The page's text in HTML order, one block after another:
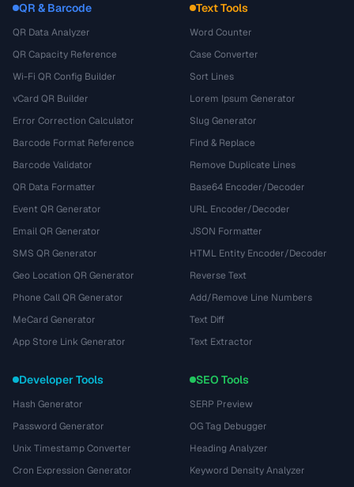
QR & Barcode
QR Data Analyzer
QR Capacity Reference
Wi-Fi QR Config Builder
vCard QR Builder
Error Correction Calculator
Barcode Format Reference
Barcode Validator
QR Data Formatter
Event QR Generator
Email QR Generator
SMS QR Generator
Geo Location QR Generator
Phone Call QR Generator
MeCard Generator
App Store Link Generator
Text Tools
Word Counter
Case Converter
Sort Lines
Lorem Ipsum Generator
Slug Generator
Find & Replace
Remove Duplicate Lines
Base64 Encoder/Decoder
URL Encoder/Decoder
JSON Formatter
HTML Entity Encoder/Decoder
Reverse Text
Add/Remove Line Numbers
Text Diff
Text Extractor
Developer Tools
Hash Generator
Password Generator
Unix Timestamp Converter
Cron Expression Generator
SEO Tools
SERP Preview
OG Tag Debugger
Heading Analyzer
Keyword Density Analyzer